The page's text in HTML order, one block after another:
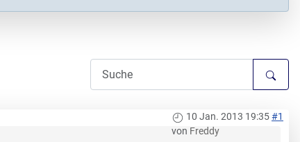
10 Jan. 2013 19:35#1
von Freddy